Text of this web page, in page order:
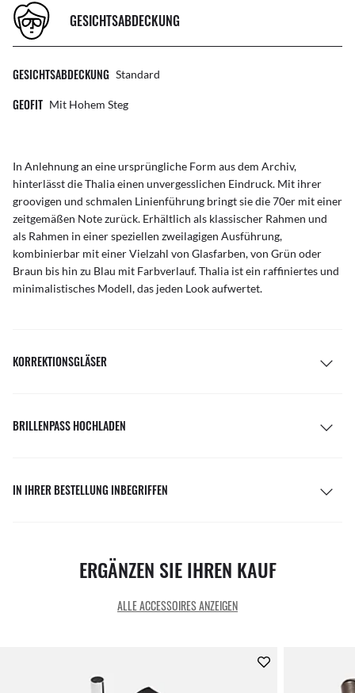
GESICHTSABDECKUNG
GESICHTSABDECKUNG Standard
GEOFIT Mit Hohem Steg
In Anlehnung an eine ursprüngliche Form aus dem Archiv,
hinterlässt die Thalia einen unvergesslichen Eindruck. Mit ihrer
groovigen und schmalen Linienführung bringt sie die 70er mit einer
zeitgemäßen Note zurück. Erhältlich als klassischer Rahmen und
als Rahmen in einer speziellen zweilagigen Ausführung,
kombinierbar mit einer Vielzahl von Glasfarben, von Grün oder
Braun bis hin zu Blau mit Farbverlauf. Thalia ist ein raffiniertes und
minimalistisches Modell, das jeden Look aufwertet.
KORREKTIONSGLÄSER
BRILLENPASS HOCHLADEN
IN IHRER BESTELLUNG INBEGRIFFEN
ERGÄNZEN SIE IHREN KAUF
ALLE ACCESSOIRES ANZEIGEN